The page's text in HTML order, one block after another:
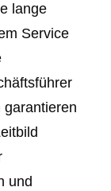
lange
Service
garantieren
und